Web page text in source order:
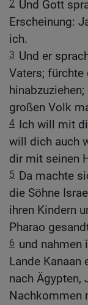
2 Und Gott
Erscheinung:
ich.
3 Und er
Vaters; fürchte
großen Volk
4 Ich will mit
will dich auch
dir mit seinen
5 Da machte
die Söhne
ihren Kindern
Pharao
6 und nahmen
Lande Kanaan
nach Ägypten,
Nachkommen